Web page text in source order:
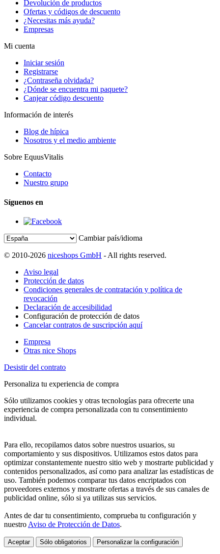
Devolución de productos
Ofertas y códigos de descuento
¿Necesitas más ayuda?
Empresas
Mi cuenta
Iniciar sesión
Registrarse
¿Contraseña olvidada?
¿Dónde se encuentra mi paquete?
Canjear código descuento
Información de interés
Blog de hípica
Nosotros y el medio ambiente
Sobre EquusVitalis
Contacto
Nuestro grupo
Síguenos en
Cambiar país/idioma
© 2010-2026 niceshops GmbH - All rights reserved.
Aviso legal
Protección de datos
Condiciones generales de contratación y política de
revocación
Declaración de accesibilidad
Configuración de protección de datos
Cancelar contratos de suscripción aquí
Empresa
Otras nice Shops
Desistir del contrato
Personaliza tu experiencia de compra
Sólo utilizamos cookies y otras tecnologías para ofrecerte una
experiencia de compra personalizada con tu consentimiento
individual.
Para ello, recopilamos datos sobre nuestros usuarios, su
comportamiento y sus dispositivos. Utilizamos estos datos para
optimizar constantemente nuestro sitio web y mostrarte publicidad y
contenidos personalizados, así como para analizar las estadísticas de
uso. También podemos comparar tus datos encriptados con
proveedores externos y mostrarte ofertas a través de sus canales de
publicidad online, sólo si ya utilizas sus servicios.
Antes de dar tu consentimiento, comprueba tu configuración y
nuestro Aviso de Protección de Datos.
Aceptar Sólo obligatorios Personalizar la configuración